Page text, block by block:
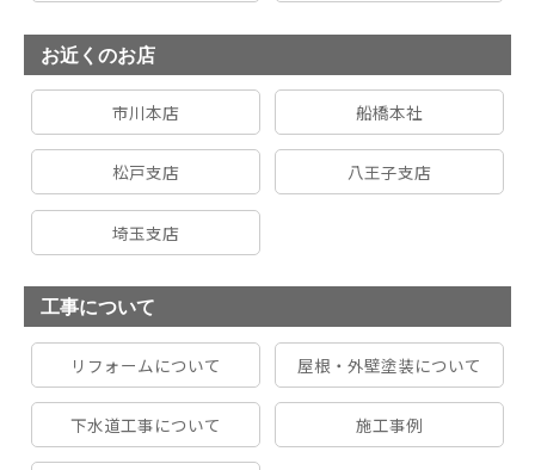
お近くのお店
市川本店 船橋本社
松戸支店 八王子支店
埼玉支店
工事について
リフォームについて 屋根・外壁塗装について
下水道工事について 施工事例